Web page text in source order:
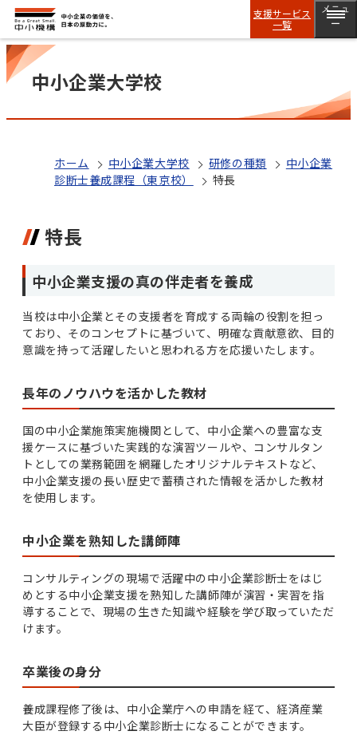
支援サービス
一覧
メニュ
ー
中小企業大学校
ホーム 中小企業大学校 研修の種類
中小企業
診断士養成課程（東京校）
特長
特長
中小企業支援の真の伴走者を養成
当校は中小企業とその支援者を育成する両輪の役割を担っ
ており、そのコンセプトに基づいて、明確な貢献意欲、目的
意識を持って活躍したいと思われる方を応援いたします。
長年のノウハウを活かした教材
国の中小企業施策実施機関として、中小企業への豊富な支
援ケースに基づいた実践的な演習ツールや、コンサルタン
トとしての業務範囲を網羅したオリジナルテキストなど、
中小企業支援の長い歴史で蓄積された情報を活かした教材
を使用します。
中小企業を熟知した講師陣
コンサルティングの現場で活躍中の中小企業診断士をはじ
めとする中小企業支援を熟知した講師陣が演習・実習を指
導することで、現場の生きた知識や経験を学び取っていただ
けます。
卒業後の身分
養成課程修了後は、中小企業庁への申請を経て、経済産業
大臣が登録する中小企業診断士になることができます。